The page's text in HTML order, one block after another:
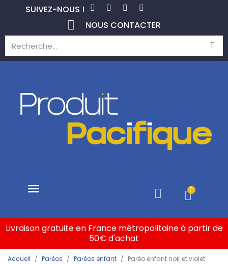
SUIVEZ-NOUS !
NOUS CONTACTER
Livraison gratuite en France métropolitaine à partir de
50€ d'achat
Accueil Paréos Paréos enfant
Paréo enfant noir et violet